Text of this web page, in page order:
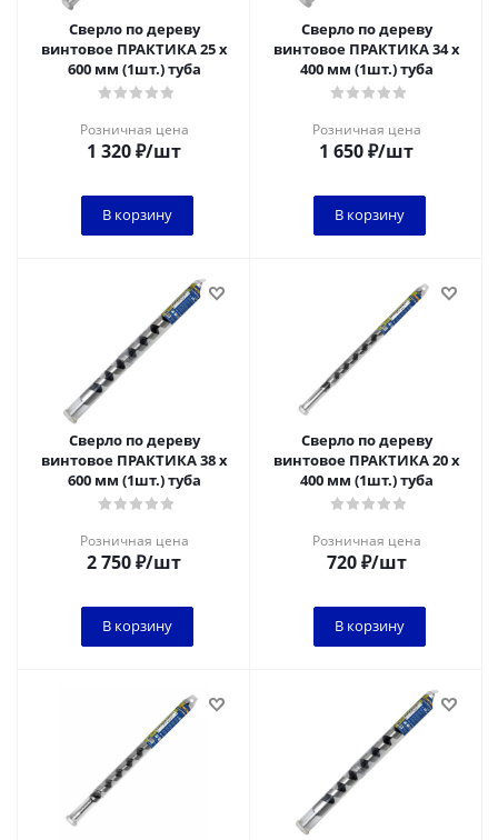
Сверло по дереву
винтовое ПРАКТИКА 25 х
600 мм (1шт.) туба
Розничная цена
1 320₽/шт
В корзину
Сверло по дереву
винтовое ПРАКТИКА 34 х
400 мм (1шт.) туба
Розничная цена
1 650₽/шт
В корзину
Сверло по дереву
винтовое ПРАКТИКА 38 х
600 мм (1шт.) туба
Розничная цена
2 750₽/шт
В корзину
Сверло по дереву
винтовое ПРАКТИКА 20 х
400 мм (1шт.) туба
Розничная цена
720₽/шт
В корзину